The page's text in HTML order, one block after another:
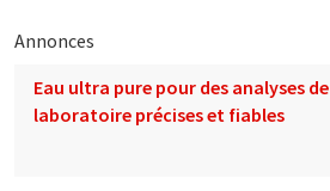
Annonces
Eau ultra pure pour des analyses de
laboratoire précises et fiables